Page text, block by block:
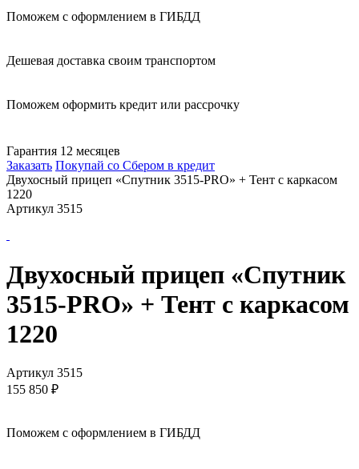
Поможем с оформлением в ГИБДД
Дешевая доставка своим транспортом
Поможем оформить кредит или рассрочку
Гарантия 12 месяцев
Заказать Покупай со Сбером в кредит
Двухосный прицеп «Спутник 3515-PRO» + Тент с каркасом
1220
Артикул 3515
Двухосный прицеп «Спутник
3515-PRO» + Тент с каркасом
1220
Артикул 3515
155 850 ₽
Поможем с оформлением в ГИБДД